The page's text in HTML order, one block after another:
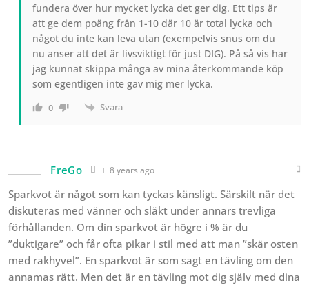
fundera över hur mycket lycka det ger dig. Ett tips är
att ge dem poäng från 1-10 där 10 är total lycka och
något du inte kan leva utan (exempelvis snus om du
nu anser att det är livsviktigt för just DIG). På så vis har
jag kunnat skippa många av mina återkommande köp
som egentligen inte gav mig mer lycka.
0 Svara
FreGo 8 years ago
Sparkvot är något som kan tyckas känsligt. Särskilt när det
diskuteras med vänner och släkt under annars trevliga
förhållanden. Om din sparkvot är högre i % är du
”duktigare” och får ofta pikar i stil med att man ”skär osten
med rakhyvel”. En sparkvot är som sagt en tävling om den
annamas rätt. Men det är en tävling mot dig själv med dina